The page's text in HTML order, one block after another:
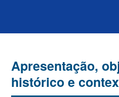
Apresentação,
histórico e